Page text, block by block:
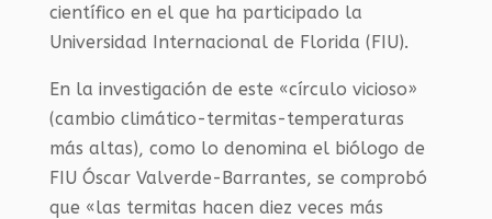
científico en el que ha participado la
Universidad Internacional de Florida (FIU).
En la investigación de este «círculo vicioso»
(cambio climático-termitas-temperaturas
más altas), como lo denomina el biólogo de
FIU Óscar Valverde-Barrantes, se comprobó
que «las termitas hacen diez veces más